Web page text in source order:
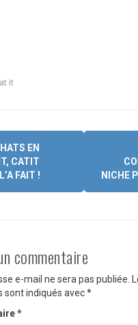
it
EN
CATIT
FAIT !
NICHE
commentaire
e-mail ne sera pas publiée.
sont indiqués avec*
*